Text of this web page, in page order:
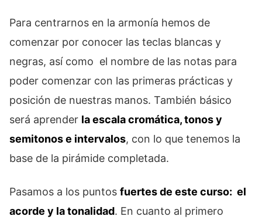
Para centrarnos en la armonía hemos de
comenzar por conocer las teclas blancas y
negras, así como el nombre de las notas para
poder comenzar con las primeras prácticas y
posición de nuestras manos. También básico
será aprender la escala cromática, tonos y
semitonos e intervalos, con lo que tenemos la
base de la pirámide completada.
Pasamos a los puntos fuertes de este curso: el
acorde y la tonalidad. En cuanto al primero